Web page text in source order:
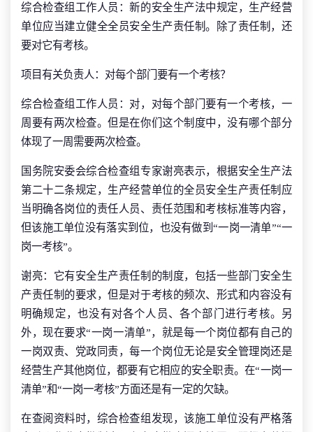
综合检查组工作人员：新的安全生产法中规定，生产经营
单位应当建立健全全员安全生产责任制。除了责任制，还
要对它有考核。
项目有关负责人：对每个部门要有一个考核？
综合检查组工作人员：对，对每个部门要有一个考核，一
周要有两次检查。但是在你们这个制度中，没有哪个部分
体现了一周需要两次检查。
国务院安委会综合检查组专家谢亮表示，根据安全生产法
第二十二条规定，生产经营单位的全员安全生产责任制应
当明确各岗位的责任人员、责任范围和考核标准等内容，
但该施工单位没有落实到位，也没有做到“一岗一清单”“一
岗一考核”。
谢亮：它有安全生产责任制的制度，包括一些部门安全生
产责任制的要求，但是对于考核的频次、形式和内容没有
明确规定，也没有对各个人员、各个部门进行考核。另
外，现在要求“一岗一清单”，就是每一个岗位都有自己的
一岗双责、党政同责，每一个岗位无论是安全管理岗还是
经营生产其他岗位，都要有它相应的安全职责。在“一岗一
清单”和“一岗一考核”方面还是有一定的欠缺。
在查阅资料时，综合检查组发现，该施工单位没有严格落